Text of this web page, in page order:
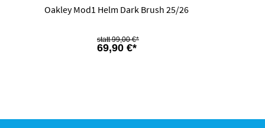
Oakley Mod1 Helm Dark Brush 25/26
69,90 €*
99,00 €*